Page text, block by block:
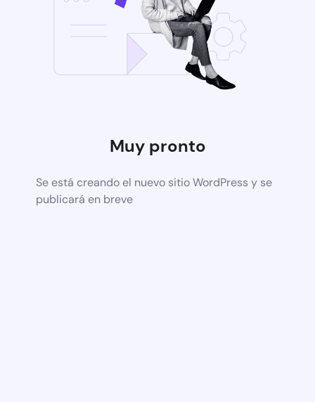
Muy pronto
Se está creando el nuevo sitio WordPress y se
publicará en breve